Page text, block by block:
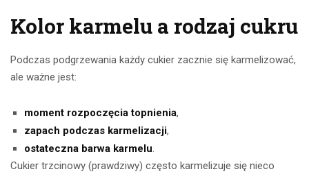
Kolor karmelu a rodzaj cukru
Podczas podgrzewania każdy cukier zacznie się karmelizować,
ale ważne jest:
moment rozpoczęcia topnienia,
zapach podczas karmelizacji,
ostateczna barwa karmelu.
Cukier trzcinowy (prawdziwy) często karmelizuje się nieco